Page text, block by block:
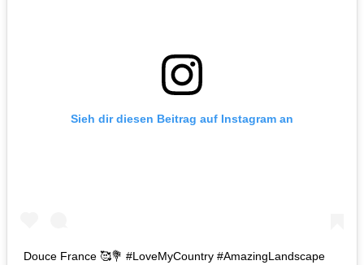
Sieh dir diesen Beitrag auf Instagram an
Douce France 🥰💐 #LoveMyCountry #AmazingLandscape